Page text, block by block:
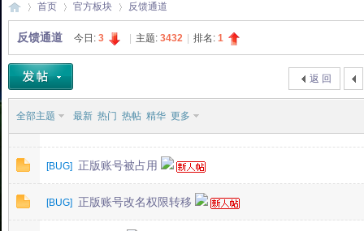
»
首页
›
官方板块 反馈通道
反馈通道 今日: 3 主题: 3432 排名: 1
返 回
全部主题 最新 热门 热帖 精华 更多
[BUG] 正版账号被占用
[BUG] 正版账号改名权限转移